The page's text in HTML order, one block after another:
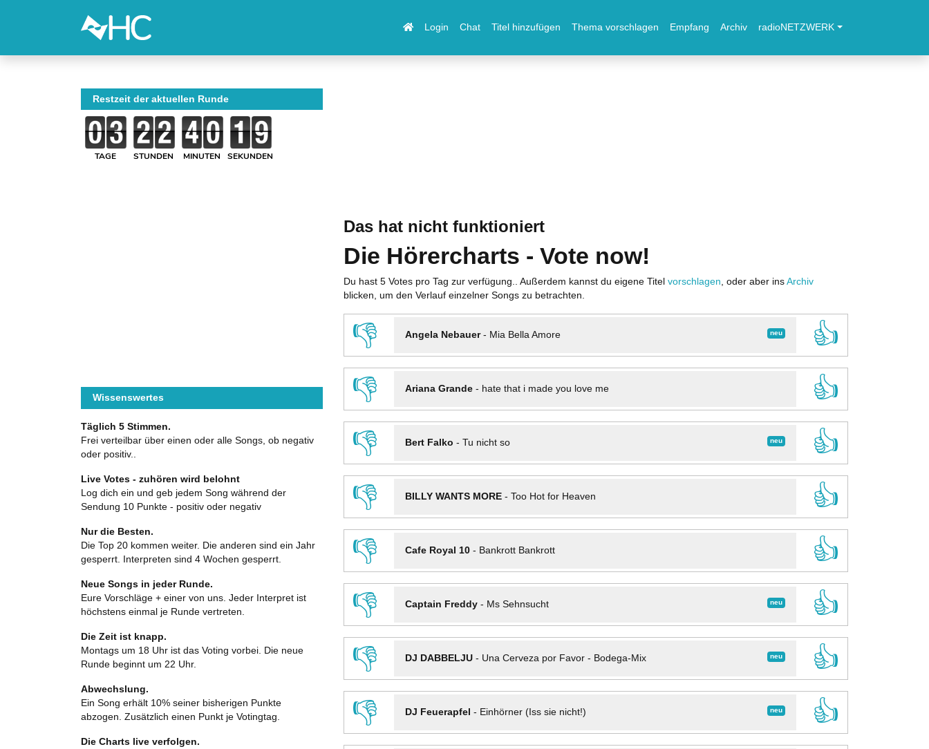
Login Chat Titel hinzufügen Thema vorschlagen Empfang Archiv radioNETZWERK
Das hat nicht funktioniert
Die Hörercharts - Vote now!
Du hast 5 Votes pro Tag zur verfügung.. Außerdem kannst du eigene Titel vorschlagen , oder aber ins Archiv
blicken, um den Verlauf einzelner Songs zu betrachten.
👎 neu
Angela Nebauer- Mia Bella Amore
👍
👎
Ariana Grande- hate that i made you love me
👍
👎
neu
Bert Falko - Tu nicht so
👍
👎
BILLY WANTS MORE- Too Hot for Heaven
👍
👎
Cafe Royal 10- Bankrott Bankrott
👍
👎
neu
Captain Freddy- Ms Sehnsucht
👍
👎
neu
DJ DABBELJU- Una Cerveza por Favor - Bodega-Mix
👍
👎
neu
DJ Feuerapfel - Einhörner (Iss sie nicht!)
👍
Restzeit der aktuellen Runde
TAGE STUNDEN MINUTEN SEKUNDEN
Wissenswertes
Täglich 5 Stimmen.
Frei verteilbar über einen oder alle Songs, ob negativ
oder positiv..
Live Votes - zuhören wird belohnt
Log dich ein und geb jedem Song während der
Sendung 10 Punkte - positiv oder negativ
Nur die Besten.
Die Top 20 kommen weiter. Die anderen sind ein Jahr
gesperrt. Interpreten sind 4 Wochen gesperrt.
Neue Songs in jeder Runde.
Eure Vorschläge + einer von uns. Jeder Interpret ist
höchstens einmal je Runde vertreten.
Die Zeit ist knapp.
Montags um 18 Uhr ist das Voting vorbei. Die neue
Runde beginnt um 22 Uhr.
Abwechslung.
Ein Song erhält 10% seiner bisherigen Punkte
abzogen. Zusätzlich einen Punkt je Votingtag.
Die Charts live verfolgen.